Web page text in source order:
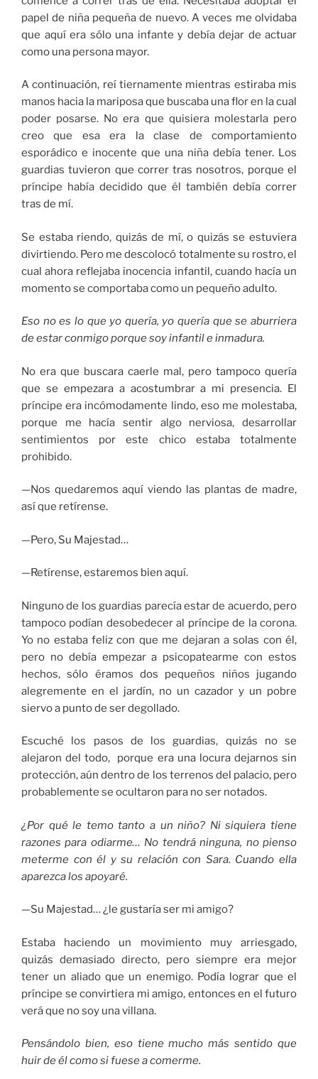
papel de niña pequeña de nuevo. A veces me olvidaba
que aquí era sólo una infante y debía dejar de actuar
como una persona mayor.
A continuación, reí tiernamente mientras estiraba mis
manos hacia la mariposa que buscaba una flor en la cual
poder posarse. No era que quisiera molestarla pero
creo que esa era la clase de comportamiento
esporádico e inocente que una niña debía tener. Los
guardias tuvieron que correr tras nosotros, porque el
príncipe había decidido que él también debía correr
tras de mí.
Se estaba riendo, quizás de mí, o quizás se estuviera
divirtiendo. Pero me descolocó totalmente su rostro, el
cual ahora reflejaba inocencia infantil, cuando hacía un
momento se comportaba como un pequeño adulto.
Eso no es lo que yo quería, yo quería que se aburriera
de estar conmigo porque soy infantil e inmadura.
No era que buscara caerle mal, pero tampoco quería
que se empezara a acostumbrar a mi presencia. El
príncipe era incómodamente lindo, eso me molestaba,
porque me hacía sentir algo nerviosa, desarrollar
sentimientos por este chico estaba totalmente
prohibido.
—Nos quedaremos aquí viendo las plantas de madre,
así que retírense.
—Pero, Su Majestad…
—Retírense, estaremos bien aquí.
Ninguno de los guardias parecía estar de acuerdo, pero
tampoco podían desobedecer al príncipe de la corona.
Yo no estaba feliz con que me dejaran a solas con él,
pero no debía empezar a psicopatearme con estos
hechos, sólo éramos dos pequeños niños jugando
alegremente en el jardín, no un cazador y un pobre
siervo a punto de ser degollado.
Escuché los pasos de los guardias, quizás no se
alejaron del todo, porque era una locura dejarnos sin
protección, aún dentro de los terrenos del palacio, pero
probablemente se ocultaron para no ser notados.
¿Por qué le temo tanto a un niño? Ni siquiera tiene
razones para odiarme… No tendrá ninguna, no pienso
meterme con él y su relación con Sara. Cuando ella
aparezca los apoyaré.
—Su Majestad… ¿le gustaría ser mi amigo?
Estaba haciendo un movimiento muy arriesgado,
quizás demasiado directo, pero siempre era mejor
tener un aliado que un enemigo. Podía lograr que el
príncipe se convirtiera mi amigo, entonces en el futuro
verá que no soy una villana.
Pensándolo bien, eso tiene mucho más sentido que
huir de él como si fuese a comerme.